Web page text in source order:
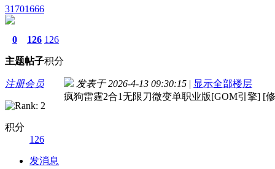
31701666
0
主题
126
帖子
126
积分
注册会员
积分
126
发消息
发表于 2026-4-13 09:30:15 | 显示全部楼层
疯狗雷霆2合1无限刀微变单职业版[GOM引擎] [